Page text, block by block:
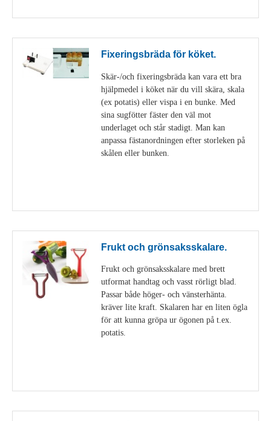
Fixeringsbräda för köket.
Skär-/och fixeringsbräda kan vara ett bra
hjälpmedel i köket när du vill skära, skala
(ex potatis) eller vispa i en bunke. Med
sina sugfötter fäster den väl mot
underlaget och står stadigt. Man kan
anpassa fästanordningen efter storleken på
skålen eller bunken.
Frukt och grönsaksskalare.
Frukt och grönsaksskalare med brett
utformat handtag och vasst rörligt blad.
Passar både höger- och vänsterhänta.
kräver lite kraft. Skalaren har en liten ögla
för att kunna gröpa ur ögonen på t.ex.
potatis.